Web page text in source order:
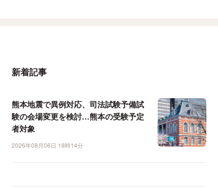
新着記事
熊本地震で異例対応、司法試験予備試
験の会場変更を検討…熊本の受験予定
者対象
2026年08月06日 18時14分